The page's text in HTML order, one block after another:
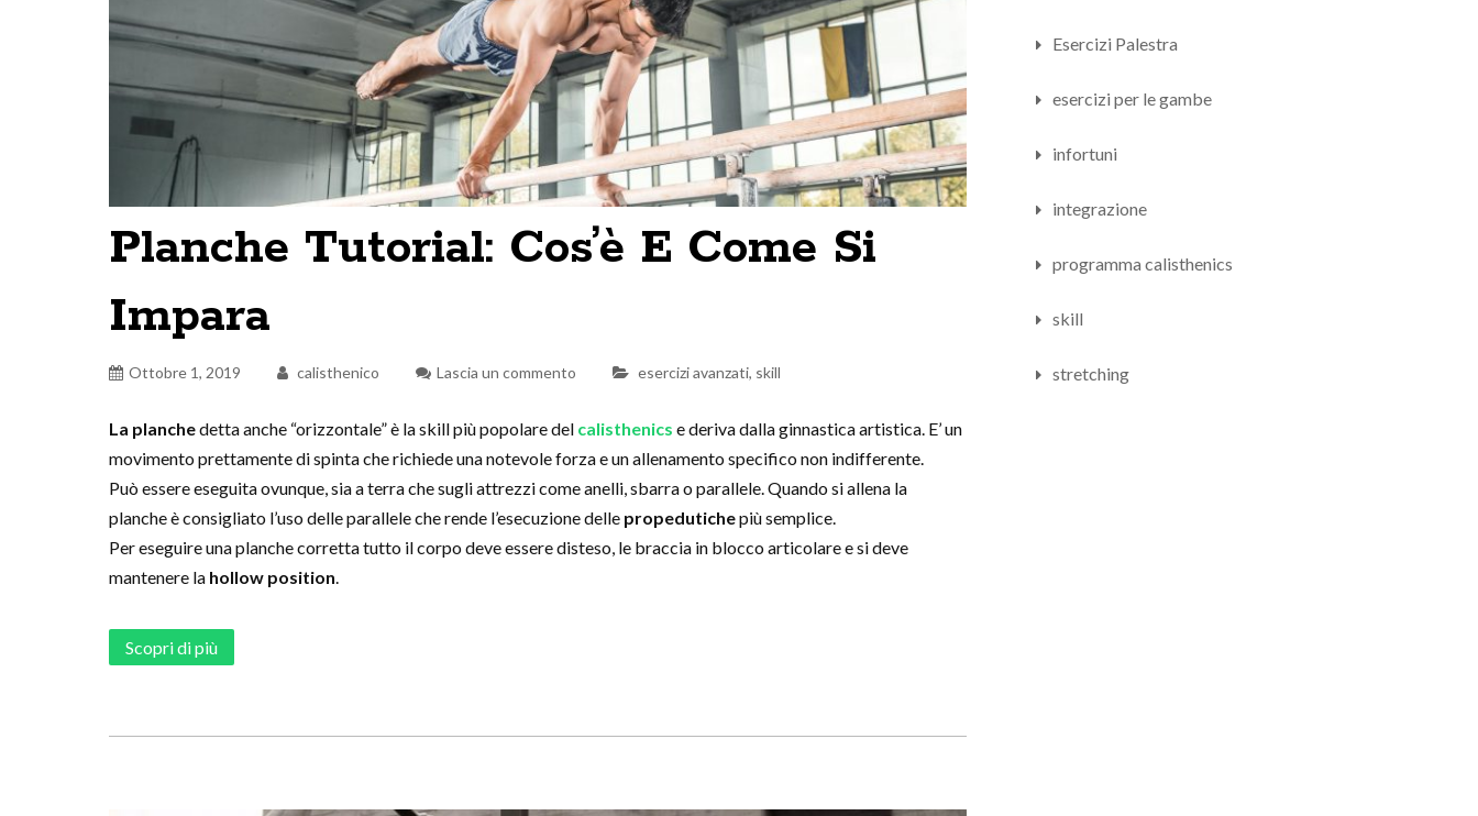
Planche Tutorial: Cos’è E Come Si
Impara
Ottobre 1, 2019 calisthenico Lascia un commento esercizi avanzati, skill
La planchedetta anche “orizzontale” è la skill più popolare del calisthenics e deriva dalla ginnastica artistica. E’ un
movimento prettamente di spinta che richiede una notevole forza e un allenamento specifico non indifferente.
Può essere eseguita ovunque, sia a terra che sugli attrezzi come anelli, sbarra o parallele. Quando si allena la
planche è consigliato l’uso delle parallele che rende l’esecuzione delle propedutichepiù semplice.
Per eseguire una planche corretta tutto il corpo deve essere disteso, le braccia in blocco articolare e si deve
mantenere la hollow position.
Scopri di più
Esercizi Palestra
esercizi per le gambe
infortuni
integrazione
programma calisthenics
skill
stretching